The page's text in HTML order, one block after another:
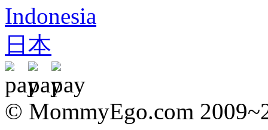
Indonesia
日本
© MommyEgo.com